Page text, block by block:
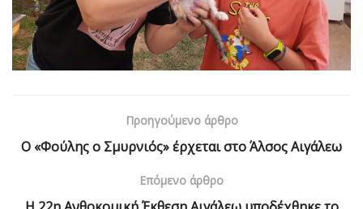
Προηγούμενο άρθρο
Ο «Φούλης ο Σμυρνιός» έρχεται στο Άλσος Αιγάλεω
Επόμενο άρθρο